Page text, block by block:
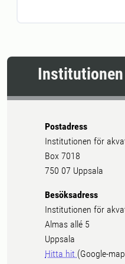
Postadress
Institutionen för
Box 7018
750 07 Uppsala
Besöksadress
Institutionen för
Almas allé 5
Uppsala
Hitta hit (Google-